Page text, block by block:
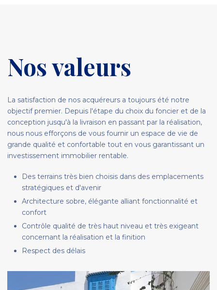
Nos valeurs
La satisfaction de nos acquéreurs a toujours été notre
objectif premier. Depuis l'étape du choix du foncier et de la
conception jusqu'à la livraison en passant par la réalisation,
nous nous efforçons de vous fournir un espace de vie de
grande qualité et confortable tout en vous garantissant un
investissement immobilier rentable.
Des terrains très bien choisis dans des emplacements
stratégiques et d'avenir
Architecture sobre, élégante alliant fonctionnalité et
confort
Contrôle qualité de très haut niveau et très exigeant
concernant la réalisation et la finition
Respect des délais